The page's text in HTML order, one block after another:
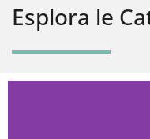
Esplora le